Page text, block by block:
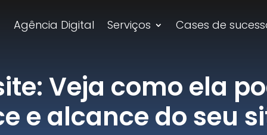
Agência Digital Serviços Cases de
Veja como ela
e alcance do seu